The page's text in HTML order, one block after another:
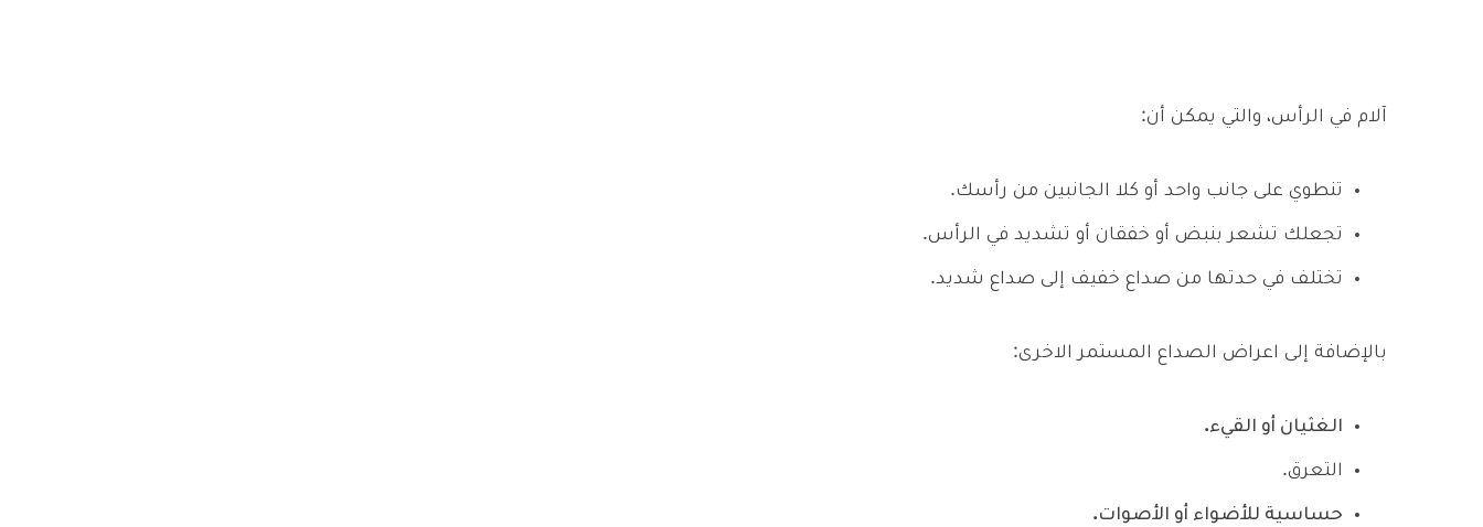
آلام في الرأس، والتي يمكن أن:
تنطوي على جانب واحد أو كلا الجانبين من رأسك.
تجعلك تشعر بنبض أو خفقان أو تشديد في الرأس.
تختلف في حدتها من صداع خفيف إلى صداع شديد.
بالإضافة إلى اعراض الصداع المستمر الاخرى:
الغثيان أو القيء.
التعرق.
حساسية للأضواء أو الأصوات.